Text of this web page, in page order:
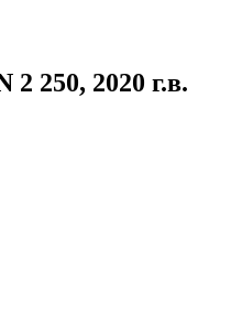
250, 2020 г.в.